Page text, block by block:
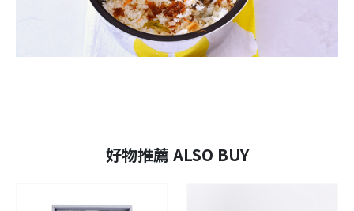
好物推薦 ALSO BUY